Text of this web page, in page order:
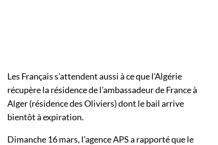
Les Français s’attendent aussi à ce que l’Algérie
récupère la résidence de l’ambassadeur de France à
Alger (résidence des Oliviers) dont le bail arrive
bientôt à expiration.
Dimanche 16 mars, l’agence APS a rapporté que le